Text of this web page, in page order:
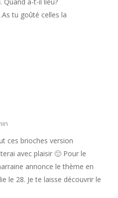
Quand a-t-il lieu?
tu goûté celles la
ces brioches version
avec plaisir 🙂 Pour le
annonce le thème en
le 28. Je te laisse découvrir le